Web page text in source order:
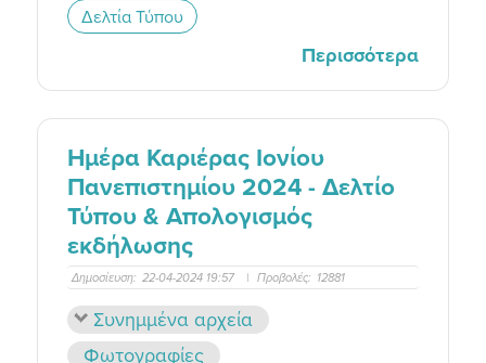
Δελτία Τύπου
Περισσότερα
Ημέρα Καριέρας Ιονίου
Πανεπιστημίου 2024 - Δελτίο
Τύπου & Απολογισμός
εκδήλωσης
Δημοσίευση: 22-04-2024 19:57 | Προβολές: 12881
Συνημμένα αρχεία
Φωτογραφίες